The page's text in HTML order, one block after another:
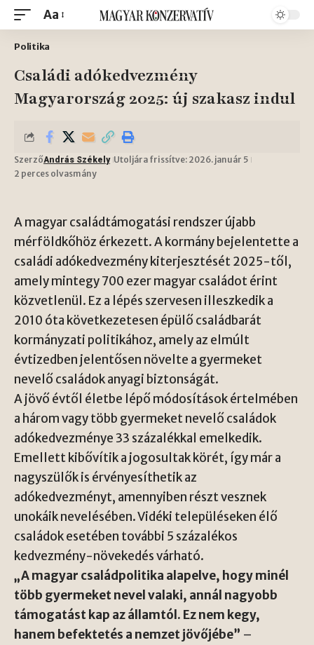
Aa
Politika
Családi adókedvezmény
Magyarország 2025: új szakasz indul
SzerzőAndrás Székely Utoljára frissítve: 2026. január 5
2 perces olvasmány
A magyar családtámogatási rendszer újabb
mérföldkőhöz érkezett. A kormány bejelentette a
családi adókedvezmény kiterjesztését 2025-től,
amely mintegy 700 ezer magyar családot érint
közvetlenül. Ez a lépés szervesen illeszkedik a
2010 óta következetesen épülő családbarát
kormányzati politikához, amely az elmúlt
évtizedben jelentősen növelte a gyermeket
nevelő családok anyagi biztonságát.
A jövő évtől életbe lépő módosítások értelmében
a három vagy több gyermeket nevelő családok
adókedvezménye 33 százalékkal emelkedik.
Emellett kibővítik a jogosultak körét, így már a
nagyszülők is érvényesíthetik az
adókedvezményt, amennyiben részt vesznek
unokáik nevelésében. Vidéki településeken élő
családok esetében további 5 százalékos
kedvezmény-növekedés várható.
„A magyar családpolitika alapelve, hogy minél
több gyermeket nevel valaki, annál nagyobb
támogatást kap az államtól. Ez nem kegy,
hanem befektetés a nemzet jövőjébe” –